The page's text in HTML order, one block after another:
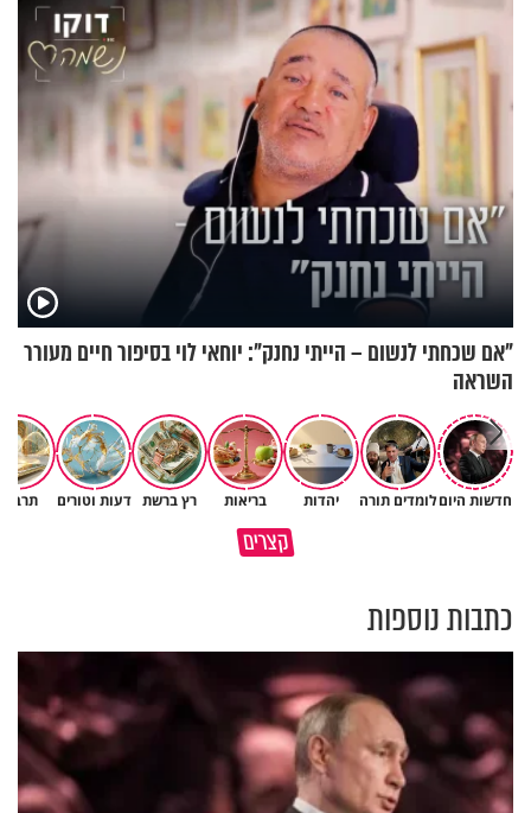
"אם שכחתי לנשום – הייתי נחנק": יוחאי לוי בסיפור חיים מעורר
השראה
חדשות היוםלומדים תורה יהדות בריאות רץ ברשת דעות וטורים
קצריםמדוע האמונה נמשלה למלח?
גם ׳הרע׳ זה הרחמים של בורא
כתבות נוספות